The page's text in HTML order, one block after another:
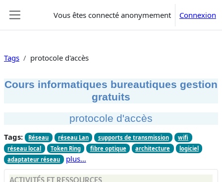
Vous êtes connecté anonymement Connexion
Tags protocole d'accès
Cours informatiques bureautiques gestion
gratuits
protocole d'accès
Tags: Réseau réseau Lan supports de transmission
wifi
réseau local
Token Ring fibre optique architecture
logiciel
adaptateur réseau
plus…